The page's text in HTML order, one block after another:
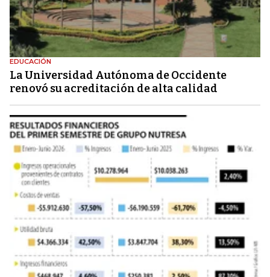
EDUCACIÓN
La Universidad Autónoma de Occidente
renovó su acreditación de alta calidad